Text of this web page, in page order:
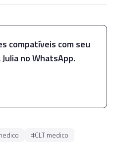
compatíveis com seu
no WhatsApp.
#CLT medico